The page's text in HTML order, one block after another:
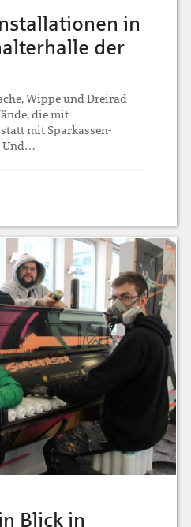
in
der
Wippe und Dreirad
die mit
mit Sparkassen-
Und…
Blick in